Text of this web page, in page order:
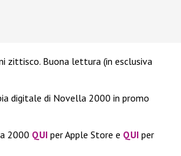
zittisco. Buona lettura (in esclusiva
digitale di Novella 2000 in promo
2000 QUI per Apple Store e QUI per